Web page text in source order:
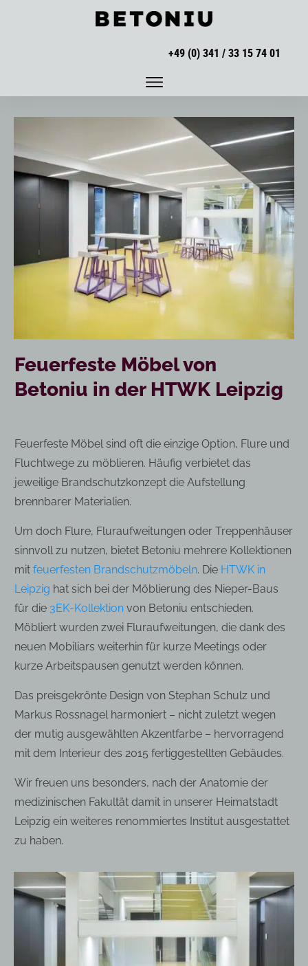
+49 (0) 341 / 33 15 74 01
Feuerfeste Möbel von
Betoniu in der HTWK Leipzig
Feuerfeste Möbel sind oft die einzige Option, Flure und
Fluchtwege zu möblieren. Häufig verbietet das
jeweilige Brandschutzkonzept die Aufstellung
brennbarer Materialien.
Um doch Flure, Fluraufweitungen oder Treppenhäuser
sinnvoll zu nutzen, bietet Betoniu mehrere Kollektionen
mit feuerfesten Brandschutzmöbeln. Die HTWK in
Leipzig hat sich bei der Möblierung des Nieper-Baus
für die 3EK-Kollektion von Betoniu entschieden.
Möbliert wurden zwei Fluraufweitungen, die dank des
neuen Mobiliars weiterhin für kurze Meetings oder
kurze Arbeitspausen genutzt werden können.
Das preisgekrönte Design von Stephan Schulz und
Markus Rossnagel harmoniert – nicht zuletzt wegen
der mutig ausgewählten Akzentfarbe – hervorragend
mit dem Interieur des 2015 fertiggestellten Gebäudes.
Wir freuen uns besonders, nach der Anatomie der
medizinischen Fakultät damit in unserer Heimatstadt
Leipzig ein weiteres renommiertes Institut ausgestattet
zu haben.